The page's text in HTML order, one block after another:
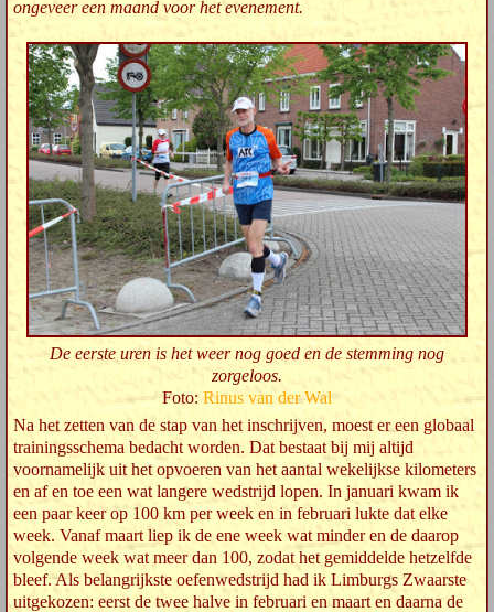
ongeveer een maand voor het evenement.
De eerste uren is het weer nog goed en de stemming nog
zorgeloos.
Foto: Rinus van der Wal
Na het zetten van de stap van het inschrijven, moest er een globaal
trainingsschema bedacht worden. Dat bestaat bij mij altijd
voornamelijk uit het opvoeren van het aantal wekelijkse kilometers
en af en toe een wat langere wedstrijd lopen. In januari kwam ik
een paar keer op 100 km per week en in februari lukte dat elke
week. Vanaf maart liep ik de ene week wat minder en de daarop
volgende week wat meer dan 100, zodat het gemiddelde hetzelfde
bleef. Als belangrijkste oefenwedstrijd had ik Limburgs Zwaarste
uitgekozen: eerst de twee halve in februari en maart en daarna de